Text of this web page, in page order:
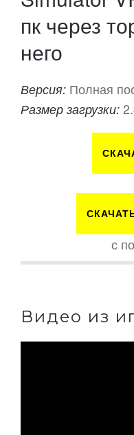
пк через
него
Версия: Полная
Размер загрузки:
с
Видео из